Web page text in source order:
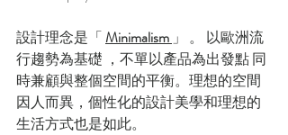
設計理念是「 Minimalism 」 。 以歐洲流
行趨勢為基礎 ，不單以產品為出發點 同
時兼顧與整個空間的平衡。理想的空間
因人而異，個性化的設計美學和理想的
生活方式也是如此。